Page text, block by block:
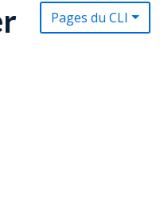
Pages du CLI